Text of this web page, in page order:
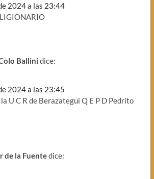
2024 a las 23:44
Ballini dice:
2024 a las 23:45
U C R de Berazategui Q E P D Pedrito
de la Fuentedice: